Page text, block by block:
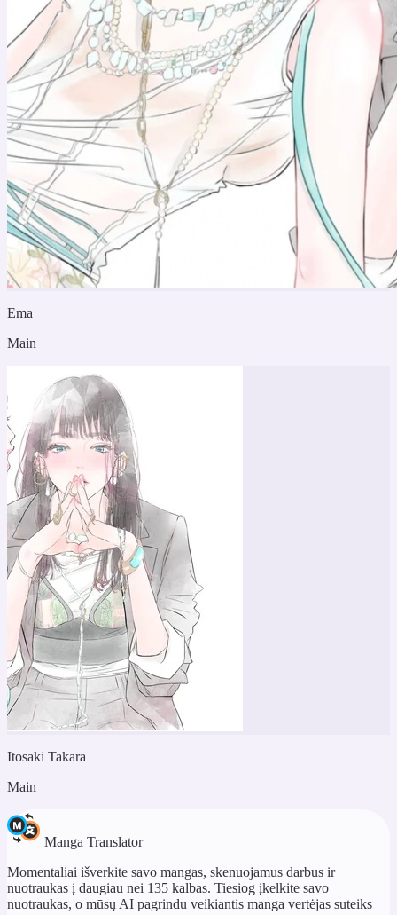
Ema
Main
Itosaki Takara
Main
Manga Translator
Momentaliai išverkite savo mangas, skenuojamus darbus ir
nuotraukas į daugiau nei 135 kalbas. Tiesiog įkelkite savo
nuotraukas, o mūsų AI pagrindu veikiantis manga vertėjas suteiks